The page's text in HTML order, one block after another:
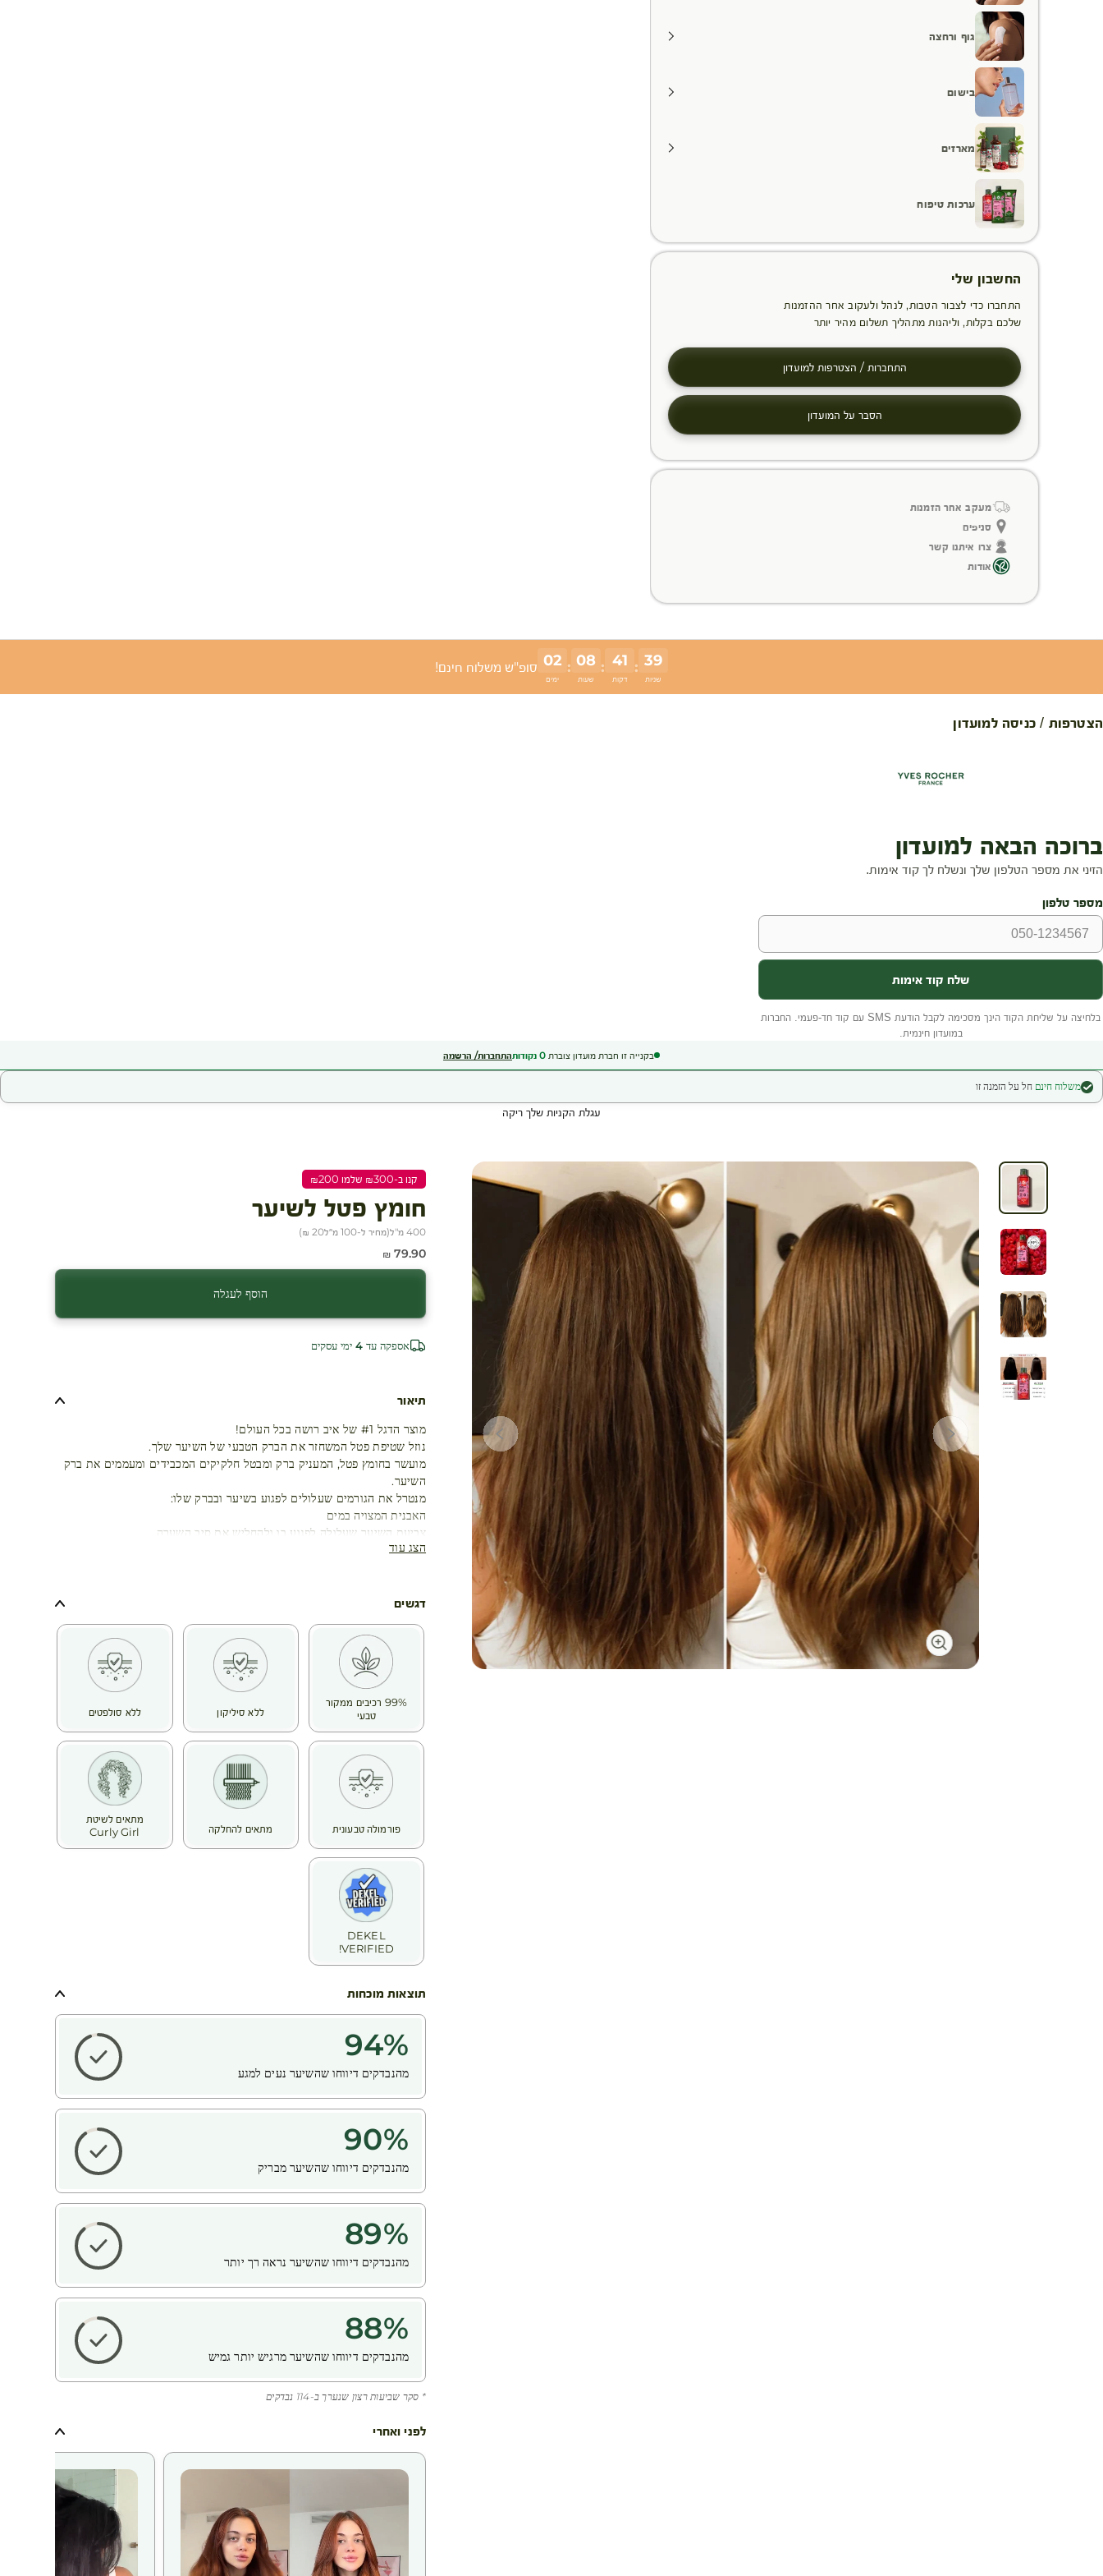
גוף ורחצה
בישום
מארזים
ערכות טיפוח
החשבון שלי
התחברו כדי לצבור הטבות, לנהל ולעקוב אחר ההזמנות
שלכם בקלות, וליהנות מתהליך תשלום מהיר יותר
התחברות / הצטרפות למועדון
הסבר על המועדון
מעקב אחר הזמנות
סניפים
צרו איתנו קשר
אודות
02
ימים
: 08
שעות
: 41
דקות
: 36
שניות
סופ"ש משלוח חינם!
הצטרפות / כניסה למועדון
בקנייה זו חברת מועדון צוברת 0 נקודותהתחברות/ הרשמה
עגלת קניות
משלוח חינם חל על הזמנה זו
עגלת הקניות שלך ריקה
קנו ב-₪300 שלמו ₪200
חומץ פטל לשיער
400 מ"ל (מחיר ל-100 מ״ל 20 ₪
)
מחיר מבצע
79.90 ₪
הוסף לעגלה
אספקה עד 4 ימי עסקים
תיאור
מוצר הדגל #1 של איב רושה בכל העולם!
נוזל שטיפת פטל המשחזר את הברק הטבעי של השיער שלך.
מועשר בחומץ פטל, המעניק ברק ומבטל חלקיקים המכבידים ומעממים את ברק
השיער.
מנטרל את הגורמים שעלולים לפגוע בשיער ובברק שלו:
האבנית המצויה במים
צביעת השיער שעלולה לפגוע בו ולהחליש את סיב השערה
חפיפה חוזרת ונשנית
הוא מנטרל את האבנית המצויה במים שמקהה את סיב השערה בכל שטיפה. כך
הוא מחייה את הברק של שיער צבוע ועמום.
התוצאה : שיער רך ומבריק.
מרקם: מימי קל
הצג עוד
דגשים
99% רכיבים ממקור
טבעי
ללא סיליקון ללא סולפטים
פורמולה טבעונית מתאים להחלקה
מתאים לשיטת
Curly Girl
DEKEL
VERIFIED!
תוצאות מוכחות
94%
מהנבדקים דיווחו שהשיער נעים למגע
90%
מהנבדקים דיווחו שהשיער מבריק
89%
מהנבדקים דיווחו שהשיער נראה רך יותר
88%
מהנבדקים דיווחו שהשיער מרגיש יותר גמיש
* סקר שביעות רצון שנערך ב-114 נבדקים
לפני ואחרי